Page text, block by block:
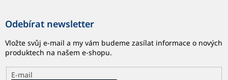
Odebírat newsletter
Vložte svůj e-mail a my vám budeme zasílat informace o nových
produktech na našem e-shopu.
E-mail